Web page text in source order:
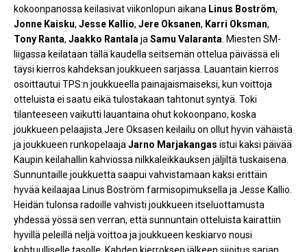
kokoonpanossa keilasivat viikonlopun aikana Linus Boström,
Jonne Kaisku, Jesse Kallio, Jere Oksanen, Karri Oksman,
Tony Ranta, Jaakko Rantala ja Samu Valaranta . Miesten SM-
liigassa keilataan tällä kaudella seitsemän ottelua päivässä eli
täysi kierros kahdeksan joukkueen sarjassa. Lauantain kierros
osoittautui TPS:n joukkueella painajaismaiseksi, kun voittoja
otteluista ei saatu eikä tulostakaan tahtonut syntyä. Toki
tilanteeseen vaikutti lauantaina ohut kokoonpano, koska
joukkueen pelaajista Jere Oksasen keilailu on ollut hyvin vähäistä
ja joukkueen runkopelaaja Jarno Marjakangas istui kaksi päivää
Kaupin keilahallin kahviossa nilkkaleikkauksen jäljiltä tuskaisena.
Sunnuntaille joukkuetta saapui vahvistamaan kaksi erittäin
hyvää keilaajaa Linus Boström farmisopimuksella ja Jesse Kallio.
Heidän tulonsa radoille vahvisti joukkueen itseluottamusta
yhdessä yössä sen verran, että sunnuntain otteluista kairattiin
hyvillä peleillä neljä voittoa ja joukkueen keskiarvo nousi
kohtuulliselle tasolle. Kahden kierroksen jälkeen sijoitus sarjan